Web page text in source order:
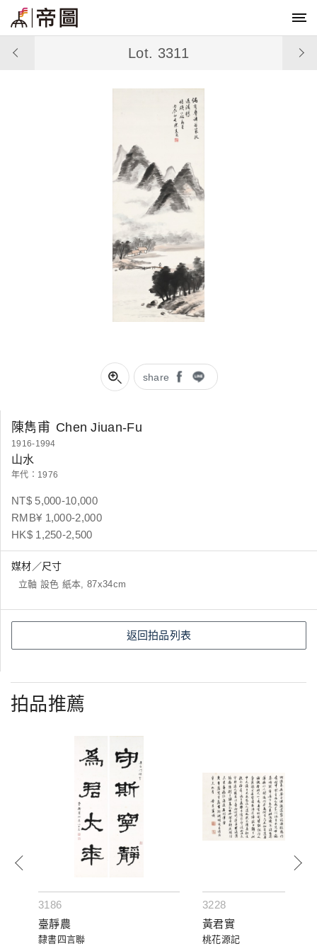
share
Lot. 3311
陳雋甫 Chen Jiuan-Fu
1916-1994
山水
年代：1976
NT$ 5,000-10,000
RMB¥ 1,000-2,000
HK$ 1,250-2,500
媒材／尺寸
立軸 設色 紙本, 87x34cm
返回拍品列表
拍品推薦
3186
臺靜農
隸書四言聯
3228
黃君實
桃花源記